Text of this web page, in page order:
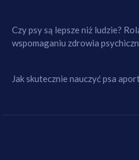
Czy psy są lepsze niż ludzie?
wspomaganiu zdrowia
Jak skutecznie nauczyć psa